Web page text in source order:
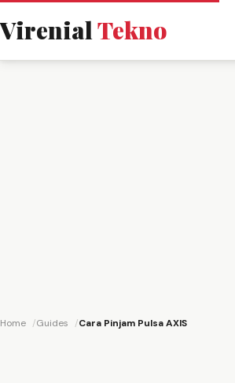
VirenialTekno
Home Guides Cara Pinjam Pulsa AXIS